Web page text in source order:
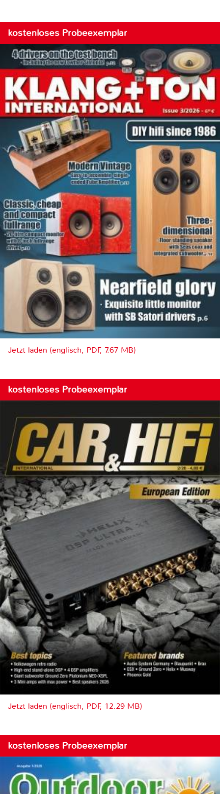
kostenloses Probeexemplar
Jetzt laden (englisch, PDF, 7.67 MB)
kostenloses Probeexemplar
Jetzt laden (englisch, PDF, 12.29 MB)
kostenloses Probeexemplar